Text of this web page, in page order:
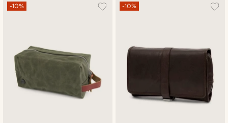
-10% -10%